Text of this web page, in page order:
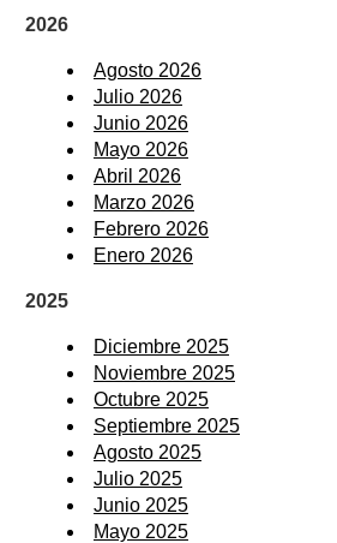
2026
Agosto 2026
Julio 2026
Junio 2026
Mayo 2026
Abril 2026
Marzo 2026
Febrero 2026
Enero 2026
2025
Diciembre 2025
Noviembre 2025
Octubre 2025
Septiembre 2025
Agosto 2025
Julio 2025
Junio 2025
Mayo 2025